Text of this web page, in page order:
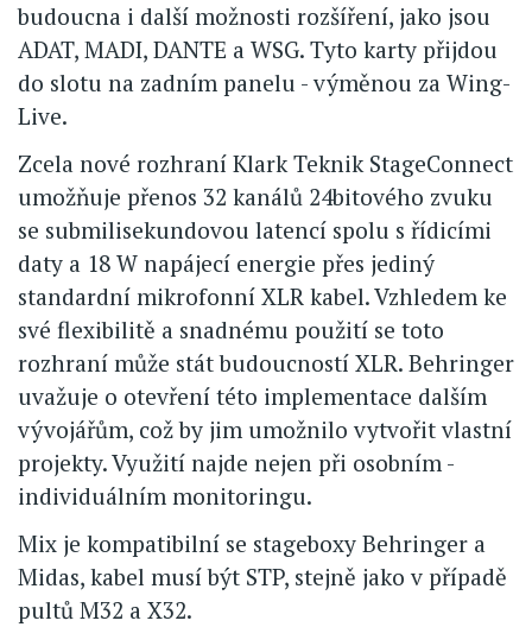
budoucna i další možnosti rozšíření, jako jsou
ADAT, MADI, DANTE a WSG. Tyto karty přijdou
do slotu na zadním panelu - výměnou za Wing-
Live.
Zcela nové rozhraní Klark Teknik StageConnect
umožňuje přenos 32 kanálů 24bitového zvuku
se submilisekundovou latencí spolu s řídicími
daty a 18 W napájecí energie přes jediný
standardní mikrofonní XLR kabel. Vzhledem ke
své flexibilitě a snadnému použití se toto
rozhraní může stát budoucností XLR. Behringer
uvažuje o otevření této implementace dalším
vývojářům, což by jim umožnilo vytvořit vlastní
projekty. Využití najde nejen při osobním -
individuálním monitoringu.
Mix je kompatibilní se stageboxy Behringer a
Midas, kabel musí být STP, stejně jako v případě
pultů M32 a X32.